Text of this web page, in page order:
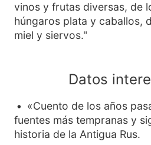
vinos y frutas diversas, de
húngaros plata y caballos,
miel y siervos."
Datos
«Cuento de los años
fuentes más tempranas y
historia de la Antigua Rus.